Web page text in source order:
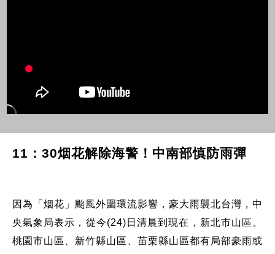
11：30烟花解除海警！中南部慎防雨彈
因為「烟花」颱風外圍環流影響，豪大雨襲北台灣，中
央氣象局表示，從今(24)日清晨到現在，新北市山區、
桃園市山區、新竹縣山區、苗栗縣山區都有局部豪雨或